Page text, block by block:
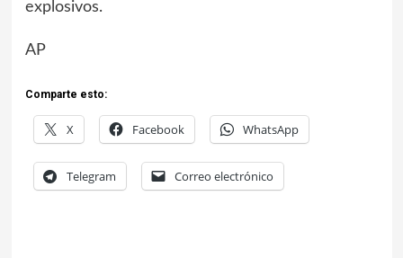
explosivos.
AP
Comparte esto:
X Facebook WhatsApp
Telegram Correo electrónico